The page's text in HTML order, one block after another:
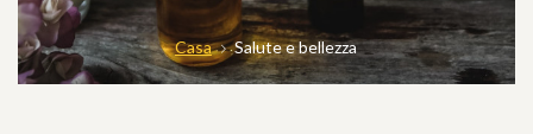
Casa Salute e bellezza